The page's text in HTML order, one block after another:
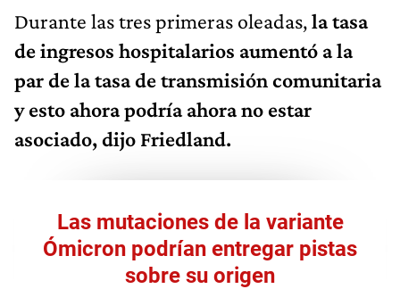
Durante las tres primeras oleadas,la tasa
de ingresos hospitalarios aumentó a la
par de la tasa de transmisión comunitaria
y esto ahora podría ahora no estar
asociado, dijo Friedland.
Las mutaciones de la variante
Ómicron podrían entregar pistas
sobre su origen